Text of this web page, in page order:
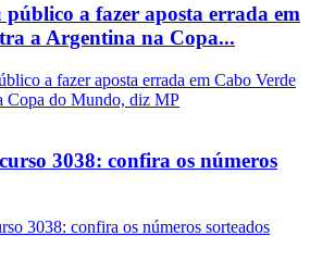
a fazer aposta errada em
a Argentina na Copa...
3038: confira os números